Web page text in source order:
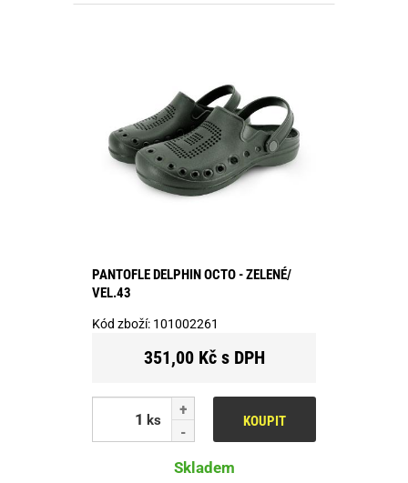
PANTOFLE DELPHIN OCTO - ZELENÉ/
VEL.43
Kód zboží: 101002261
351,00 Kč s DPH
ks KOUPIT
Skladem